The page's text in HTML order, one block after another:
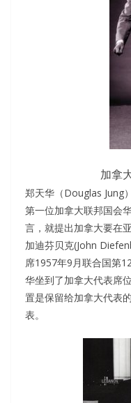
加拿
郑天华（Douglas Jung
第一位加拿大联邦国会
言，就提出加拿大要在
加迪芬贝克(John
席1957年9月联合国第
华坐到了加拿大代表席
置是保留给加拿大代表
表。